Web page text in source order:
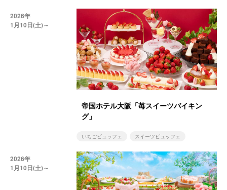
2026年
1月10日(土)～
帝国ホテル大阪「苺スイーツバイキン
グ」
いちごビュッフェ スイーツビュッフェ
2026年
1月10日(土)～